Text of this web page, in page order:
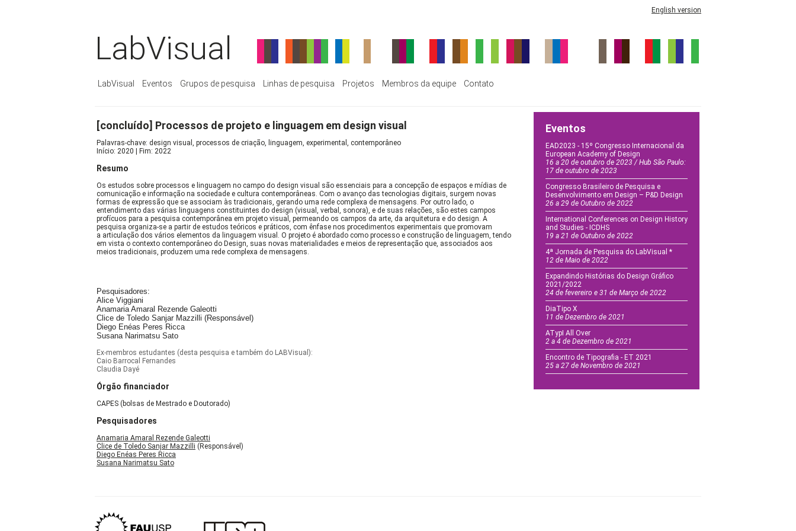
English version
LabVisual
LabVisual Eventos Grupos de pesquisa Linhas de pesquisa Projetos Membros da equipe Contato
[concluído] Processos de projeto e linguagem em design visual
Palavras-chave: design visual, processos de criação, linguagem, experimental, contemporâneo
Início: 2020 | Fim: 2022
Resumo
Os estudos sobre processos e linguagem no campo do design visual são essenciais para a concepção de espaços e mídias de
comunicação e informação na sociedade e cultura contemporâneas. Com o avanço das tecnologias digitais, surgem novas
formas de expressão que se associam às tradicionais, gerando uma rede complexa de mensagens. Por outro lado, o
entendimento das várias linguagens constituintes do design (visual, verbal, sonora), e de suas relações, são estes campos
profícuos para a pesquisa contemporânea em projeto visual, permeando os campos da arte, da arquitetura e do design. A
pesquisa organiza-se a partir de estudos teóricos e práticos, com ênfase nos procedimentos experimentais que promovam
a articulação dos vários elementos da linguagem visual. O projeto é abordado como processo e construção de linguagem, tendo
em vista o contexto contemporâneo do Design, suas novas materialidades e meios de representação que, associados aos
meios tradicionais, produzem uma rede complexa de mensagens.
Pesquisadores:
Alice Viggiani
Anamaria Amaral Rezende Galeotti
Clice de Toledo Sanjar Mazzilli (Responsável)
Diego Enéas Peres Ricca
Susana Narimatsu Sato
Ex-membros estudantes (desta pesquisa e também do LABVisual):
Caio Barrocal Fernandes
Claudia Dayé
Órgão financiador
CAPES (bolsas de Mestrado e Doutorado)
Pesquisadores
Anamaria Amaral Rezende Galeotti
Clice de Toledo Sanjar Mazzilli (Responsável)
Diego Enéas Peres Ricca
Susana Narimatsu Sato
Eventos
EAD2023 - 15º Congresso Internacional da
European Academy of Design
16 a 20 de outubro de 2023 / Hub São Paulo:
17 de outubro de 2023
Congresso Brasileiro de Pesquisa e
Desenvolvimento em Design – P&D Design
26 a 29 de Outubro de 2022
International Conferences on Design History
and Studies - ICDHS
19 a 21 de Outubro de 2022
4ª Jornada de Pesquisa do LabVisual *
12 de Maio de 2022
Expandindo Histórias do Design Gráfico
2021/2022
24 de fevereiro e 31 de Março de 2022
DiaTipo X
11 de Dezembro de 2021
ATypI All Over
2 a 4 de Dezembro de 2021
Encontro de Tipografia - ET 2021
25 a 27 de Novembro de 2021